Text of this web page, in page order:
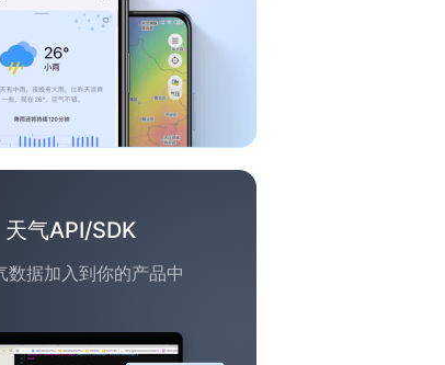
天气API/SDK
数据加入到你的产品中